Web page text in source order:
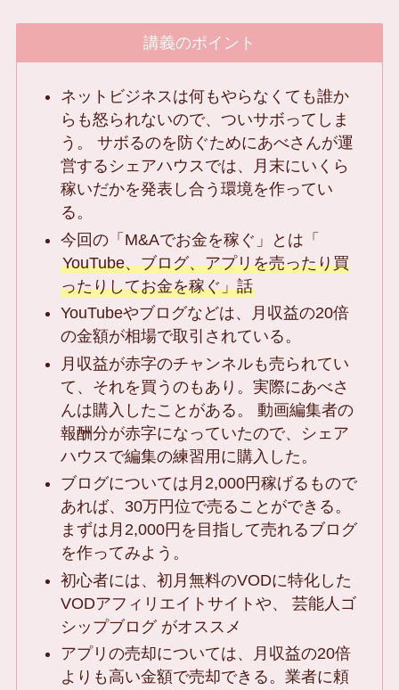
講義のポイント
ネットビジネスは何もやらなくても誰か
らも怒られないので、ついサボってしま
う。 サボるのを防ぐためにあべさんが運
営するシェアハウスでは、月末にいくら
稼いだかを発表し合う環境を作ってい
る。
今回の「M&Aでお金を稼ぐ」とは「
YouTube、ブログ、アプリを売ったり買
ったりしてお金を稼ぐ」話
YouTubeやブログなどは、月収益の20倍
の金額が相場で取引されている。
月収益が赤字のチャンネルも売られてい
て、それを買うのもあり。実際にあべさ
んは購入したことがある。 動画編集者の
報酬分が赤字になっていたので、シェア
ハウスで編集の練習用に購入した。
ブログについては月2,000円稼げるもので
あれば、30万円位で売ることができる。
まずは月2,000円を目指して売れるブログ
を作ってみよう。
初心者には、初月無料のVODに特化した
VODアフィリエイトサイトや、 芸能人ゴ
シップブログ がオススメ
アプリの売却については、月収益の20倍
よりも高い金額で売却できる。業者に頼